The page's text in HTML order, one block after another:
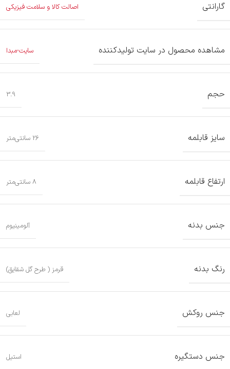
گارانتی اصالت کالا و سلامت فیزیکی
مشاهده محصول در سایت تولیدکننده سایت-مبدا
حجم 3.9
سایز قابلمه 26 سانتی‌متر
ارتفاع قابلمه 8 سانتی‌متر
جنس بدنه آلومینیوم
رنگ بدنه قرمز ( طرح گل شقایق)
جنس روکش لعابی
جنس دستگیره استیل